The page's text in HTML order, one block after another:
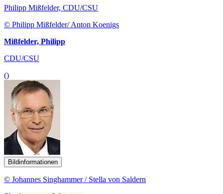
Philipp Mißfelder, CDU/CSU
© Philipp Mißfelder/ Anton Koenigs
Mißfelder, Philipp
CDU/CSU
()
Bildinformationen
© Johannes Singhammer / Stella von Saldern